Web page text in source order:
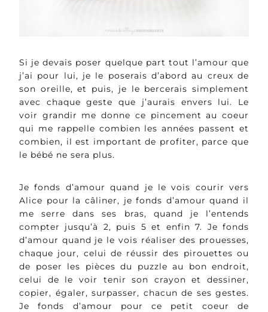
Si je devais poser quelque part tout l’amour que
j’ai pour lui, je le poserais d’abord au creux de
son oreille, et puis, je le bercerais simplement
avec chaque geste que j’aurais envers lui. Le
voir grandir me donne ce pincement au coeur
qui me rappelle combien les années passent et
combien, il est important de profiter, parce que
le bébé ne sera plus.
Je fonds d’amour quand je le vois courir vers
Alice pour la câliner, je fonds d’amour quand il
me serre dans ses bras, quand je l’entends
compter jusqu’à 2, puis 5 et enfin 7. Je fonds
d’amour quand je le vois réaliser des prouesses,
chaque jour, celui de réussir des pirouettes ou
de poser les pièces du puzzle au bon endroit,
celui de le voir tenir son crayon et dessiner,
copier, égaler, surpasser, chacun de ses gestes.
Je fonds d’amour pour ce petit coeur de